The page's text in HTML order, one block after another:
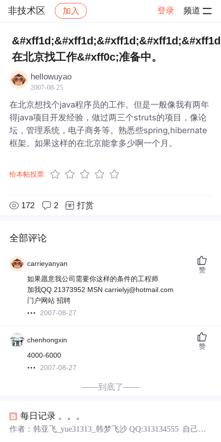
非技术区 加入 登录 频道
社区 非技术区 帖子详情
在北京找工作&#xff0c;准备中。
hellowuyao
2007-08-25
在北京想找个java程序员的工作。但是一般像我有两年
得java项目开发经验，做过两三个struts的项目，像论
坛，管理系统，电子商务等。熟悉些spring,hibernate
框架。如果这样的在北京能拿多少啊一个月。
给本帖投票
172 2 打赏
全部评论
carrieyanyan
如果愿意我公司需要你这样的条件的工程师
加我QQ 21373952 MSN carrielyj@hotmail.com
门户网站 招聘
2007-08-27
赞
chenhongxin
4000-6000
2007-08-27
赞
——到底了——
每日记录 。。。
作者：韩亚飞_yue31313_韩梦飞沙 QQ:313134555 自己用